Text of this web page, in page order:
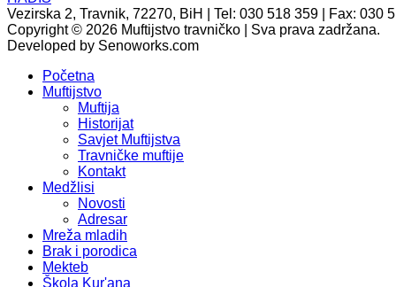
Vezirska 2, Travnik, 72270, BiH | Tel: 030 518 359 | Fax: 030
Copyright © 2026 Muftijstvo travničko | Sva prava zadržana.
Developed by Senoworks.com
Početna
Muftijstvo
Muftija
Historijat
Savjet Muftijstva
Travničke muftije
Kontakt
Medžlisi
Novosti
Adresar
Mreža mladih
Brak i porodica
Mekteb
Škola Kur'ana